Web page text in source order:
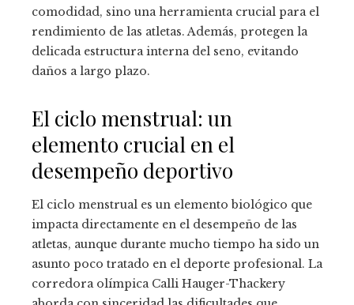
comodidad, sino una herramienta crucial para el
rendimiento de las atletas. Además, protegen la
delicada estructura interna del seno, evitando
daños a largo plazo.
El ciclo menstrual: un
elemento crucial en el
desempeño deportivo
El ciclo menstrual es un elemento biológico que
impacta directamente en el desempeño de las
atletas, aunque durante mucho tiempo ha sido un
asunto poco tratado en el deporte profesional. La
corredora olímpica Calli Hauger-Thackery